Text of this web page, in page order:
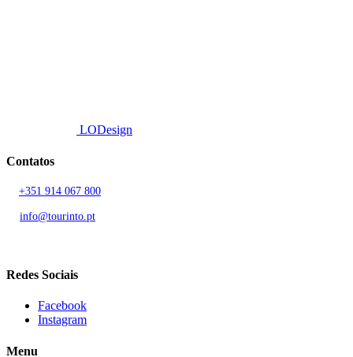
LODesign
Contatos
+351 914 067 800
info@tourinto.pt
Redes Sociais
Facebook
Instagram
Menu